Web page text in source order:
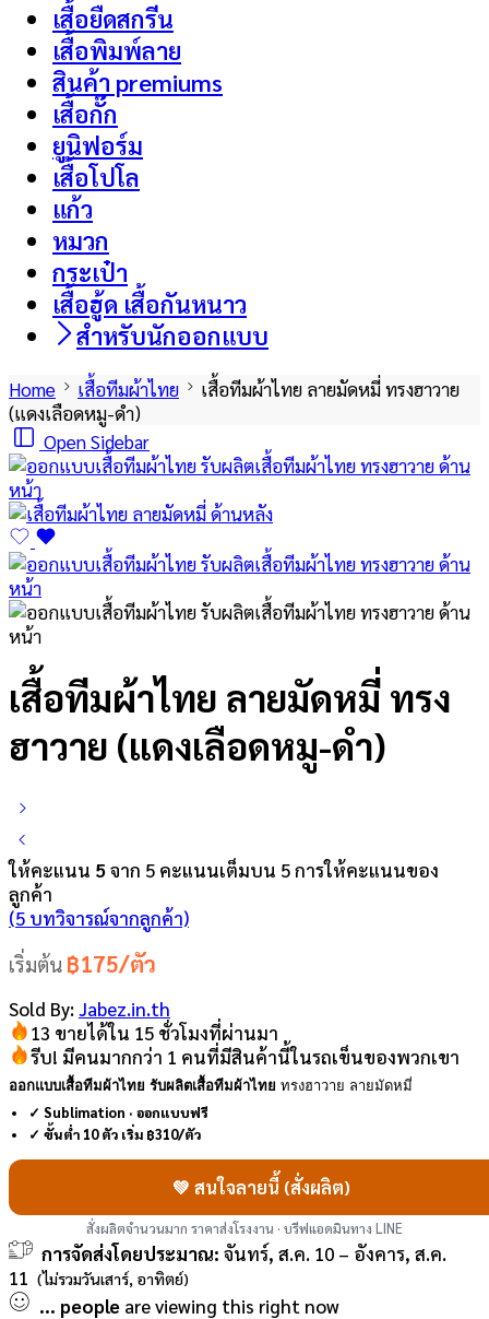
เสื้อยืดสกรีน
เสื้อพิมพ์ลาย
สินค้า premiums
เสื้อกั๊ก
ยูนิฟอร์ม
เสื้อโปโล
แก้ว
หมวก
กระเป๋า
เสื้อฮู้ด เสื้อกันหนาว
สำหรับนักออกแบบ
Home เสื้อทีมผ้าไทย
เสื้อทีมผ้าไทย ลายมัดหมี่ ทรงฮาวาย
(แดงเลือดหมู-ดำ)
Open Sidebar
เสื้อทีมผ้าไทย ลายมัดหมี่ ทรง
ฮาวาย (แดงเลือดหมู-ดำ)
ให้คะแนน 5จาก 5 คะแนนเต็มบน 5การให้คะแนนของ
ลูกค้า
(5 บทวิจารณ์จากลูกค้า)
เริ่มต้น ฿175/ตัว
Sold By:Jabez.in.th
13 ขายได้ใน 15 ชั่วโมงที่ผ่านมา
รีบ! มีคนมากกว่า 1 คนที่มีสินค้านี้ในรถเข็นของพวกเขา
ออกแบบเสื้อทีมผ้าไทย รับผลิตเสื้อทีมผ้าไทย ทรงฮาวาย ลายมัดหมี่
✓ Sublimation · ออกแบบฟรี
✓ ขั้นต่ำ 10 ตัว เริ่ม ฿310/ตัว
💚 สนใจลายนี้ (สั่งผลิต)
สั่งผลิตจำนวนมาก ราคาส่งโรงงาน · บรีฟแอดมินทาง LINE
การจัดส่งโดยประมาณ: จันทร์, ส.ค. 10 – อังคาร, ส.ค.
11 (ไม่รวมวันเสาร์, อาทิตย์)
... people are viewing this right now